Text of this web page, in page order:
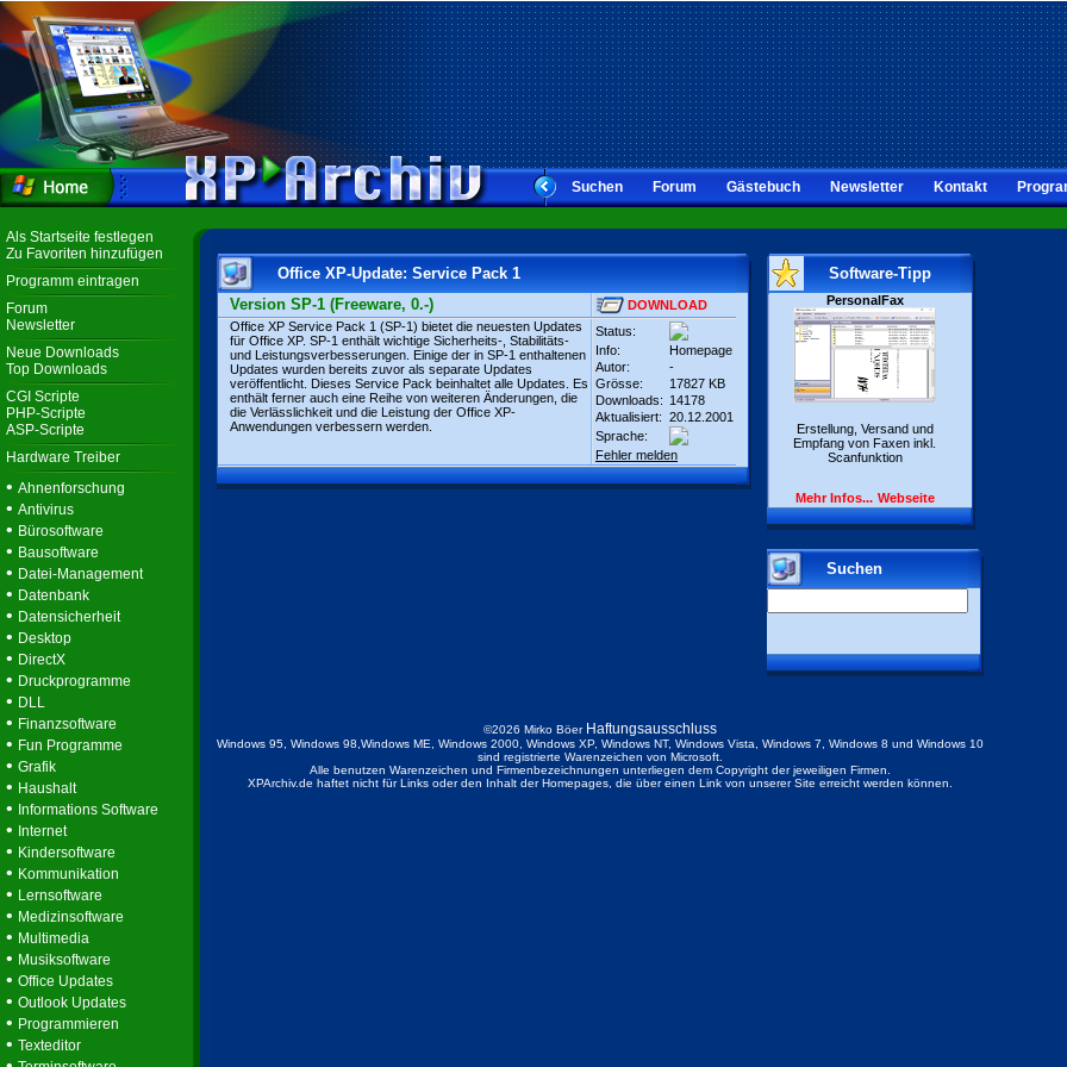
Suchen Forum Gästebuch Newsletter Kontakt
Als Startseite festlegen
Zu Favoriten hinzufügen
Programm eintragen
Forum
Newsletter
Neue Downloads
Top Downloads
CGI Scripte
PHP-Scripte
ASP-Scripte
Hardware Treiber
• Ahnenforschung
• Antivirus
• Bürosoftware
• Bausoftware
• Datei-Management
• Datenbank
• Datensicherheit
• Desktop
• DirectX
• Druckprogramme
• DLL
• Finanzsoftware
• Fun Programme
• Grafik
• Haushalt
• Informations Software
• Internet
• Kindersoftware
• Kommunikation
• Lernsoftware
• Medizinsoftware
• Multimedia
• Musiksoftware
• Office Updates
• Outlook Updates
• Programmieren
• Texteditor
Office XP-Update: Service Pack 1
Version SP-1 (Freeware, 0.-)
DOWNLOAD
Office XP Service Pack 1 (SP-1) bietet die neuesten Updates
für Office XP. SP-1 enthält wichtige Sicherheits-, Stabilitäts-
und Leistungsverbesserungen. Einige der in SP-1 enthaltenen
Updates wurden bereits zuvor als separate Updates
veröffentlicht. Dieses Service Pack beinhaltet alle Updates. Es
enthält ferner auch eine Reihe von weiteren Änderungen, die
die Verlässlichkeit und die Leistung der Office XP-
Anwendungen verbessern werden.
Status:
Info:
Homepage
Autor:
-
Grösse:
17827 KB
Downloads: 14178
Aktualisiert: 20.12.2001
Sprache:
Fehler melden
Software-Tipp
PersonalFax
Erstellung, Versand und
Empfang von Faxen inkl.
Scanfunktion
Mehr Infos... Webseite
Suchen
©2026 Mirko Böer Haftungsausschluss
Windows 95, Windows 98,Windows ME, Windows 2000, Windows XP, Windows NT, Windows Vista, Windows 7, Windows 8 und Windows 10
sind registrierte Warenzeichen von Microsoft.
Alle benutzen Warenzeichen und Firmenbezeichnungen unterliegen dem Copyright der jeweiligen Firmen.
XPArchiv.de haftet nicht für Links oder den Inhalt der Homepages, die über einen Link von unserer Site erreicht werden können.